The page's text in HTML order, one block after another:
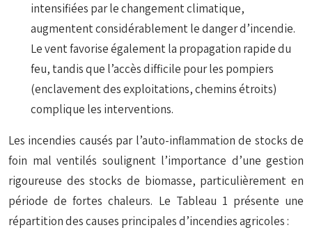
intensifiées par le changement climatique,
augmentent considérablement le danger d’incendie.
Le vent favorise également la propagation rapide du
feu, tandis que l’accès difficile pour les pompiers
(enclavement des exploitations, chemins étroits)
complique les interventions.
Les incendies causés par l’auto-inflammation de stocks de
foin mal ventilés soulignent l’importance d’une gestion
rigoureuse des stocks de biomasse, particulièrement en
période de fortes chaleurs. Le Tableau 1 présente une
répartition des causes principales d’incendies agricoles :